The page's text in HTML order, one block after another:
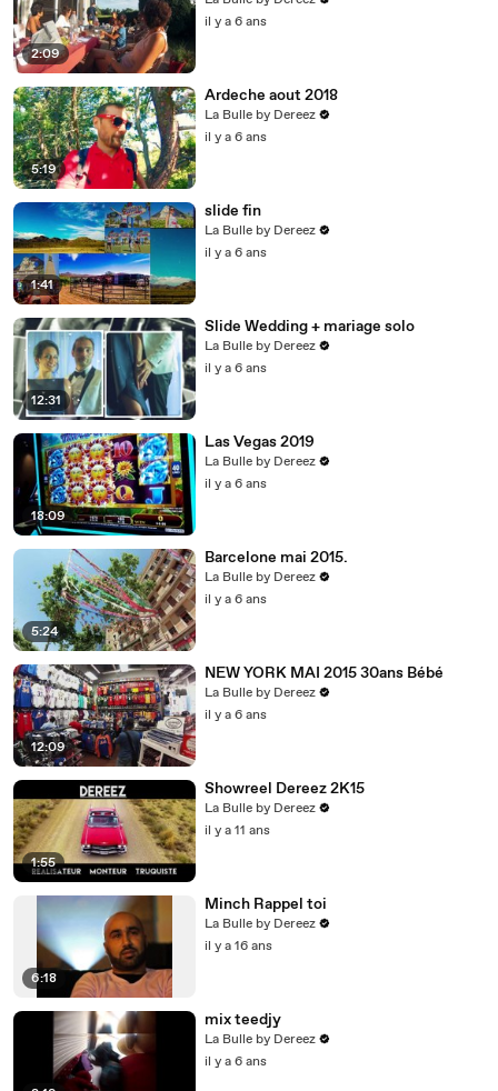
2:09
il y a 6 ans
5:19
Ardeche aout 2018
La Bulle by Dereez
il y a 6 ans
1:41
slide fin
La Bulle by Dereez
il y a 6 ans
12:31
Slide Wedding + mariage solo
La Bulle by Dereez
il y a 6 ans
18:09
Las Vegas 2019
La Bulle by Dereez
il y a 6 ans
5:24
Barcelone mai 2015.
La Bulle by Dereez
il y a 6 ans
12:09
NEW YORK MAI 2015 30ans Bébé
La Bulle by Dereez
il y a 6 ans
1:55
Showreel Dereez 2K15
La Bulle by Dereez
il y a 11 ans
6:18
Minch Rappel toi
La Bulle by Dereez
il y a 16 ans
mix teedjy
La Bulle by Dereez
il y a 6 ans